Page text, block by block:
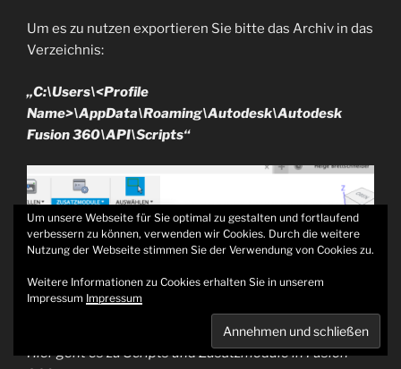
Um es zu nutzen exportieren Sie bitte das Archiv in das
Verzeichnis:
„C:\Users\<Profile
Name>\AppData\Roaming\Autodesk\Autodesk
Fusion 360\API\Scripts“
Hier geht es zu Scripts und Zusatzmodule in Fusion
Um unsere Webseite für Sie optimal zu gestalten und fortlaufend
verbessern zu können, verwenden wir Cookies. Durch die weitere
Nutzung der Webseite stimmen Sie der Verwendung von Cookies zu.
Weitere Informationen zu Cookies erhalten Sie in unserem
Impressum Impressum